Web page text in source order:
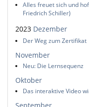
Alles freuet sich und
Friedrich Schiller)
2023 Dezember
Der Weg zum Zertifikat
November
Neu: Die Lernsequenz
Oktober
Das interaktive Video